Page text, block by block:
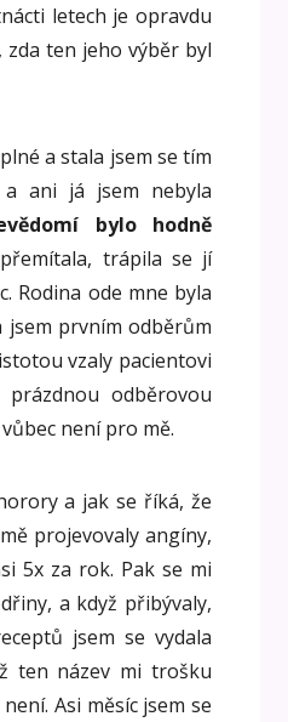
letech je opravdu
ten jeho výběr byl
a stala jsem se tím
ani já jsem nebyla
bylo hodně
trápila se jí
Rodina ode mne byla
jsem prvním odběrům
vzaly pacientovi
odběrovou
není pro mě.
a jak se říká, že
projevovaly angíny,
5x za rok. Pak se mi
a když přibývaly,
jsem se vydala
ten název mi trošku
Asi měsíc jsem se